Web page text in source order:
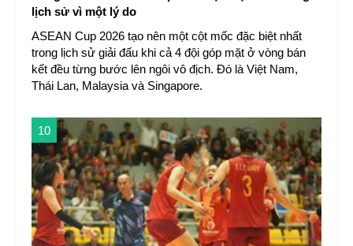
lịch sử vì một lý do
ASEAN Cup 2026 tạo nên một cột mốc đặc biệt nhất
trong lịch sử giải đấu khi cả 4 đội góp mặt ở vòng bán
kết đều từng bước lên ngôi vô địch. Đó là Việt Nam,
Thái Lan, Malaysia và Singapore.
10